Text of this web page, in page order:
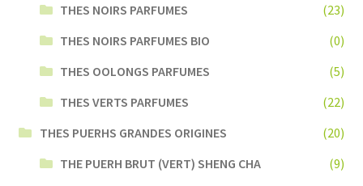
THES NOIRS PARFUMES
(23)
THES NOIRS PARFUMES BIO
(0)
THES OOLONGS PARFUMES
(5)
THES VERTS PARFUMES
(22)
THES PUERHS GRANDES ORIGINES
(20)
THE PUERH BRUT (VERT) SHENG CHA
(9)